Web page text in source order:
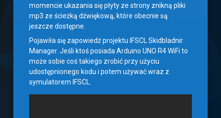
momencie ukazania się płyty ze strony znikną pliki
mp3 ze ścieżką dźwiękową, które obecnie są
jeszcze dostępne.
Pojawiła się zapowiedź projektu IFSCL Skidbladnir
Manager. Jeśli ktoś posiada Arduino UNO R4 WiFi to
może sobie coś takiego zrobić przy użyciu
udostępnionego kodu i potem używać wraz z
symulatorem IFSCL.